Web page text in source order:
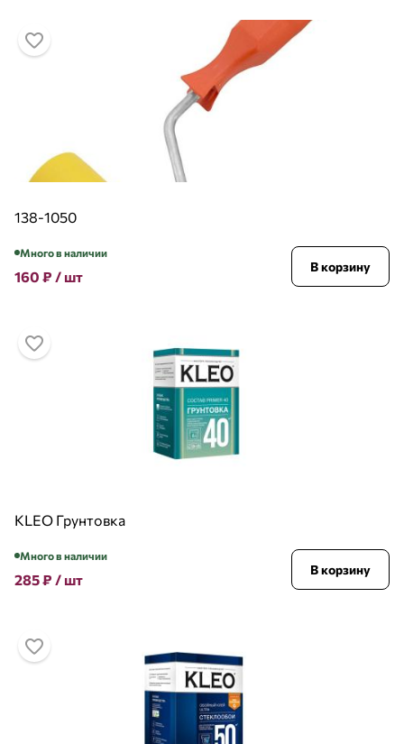
138-1050
Много в наличии
160 ₽ / шт
В корзину
KLEO Грунтовка
Много в наличии
285₽ / шт
В корзину